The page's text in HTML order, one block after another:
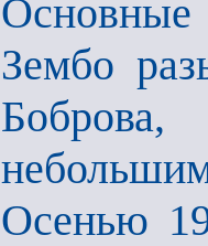
Зембо
Осенью